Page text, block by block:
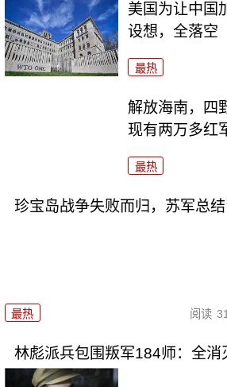
美国为让中国
设想，全落空
最热
解放海南，四
现有两万多红
最热
珍宝岛战争失败而归，苏军总
最热 阅读
林彪派兵包围叛军184师：全消